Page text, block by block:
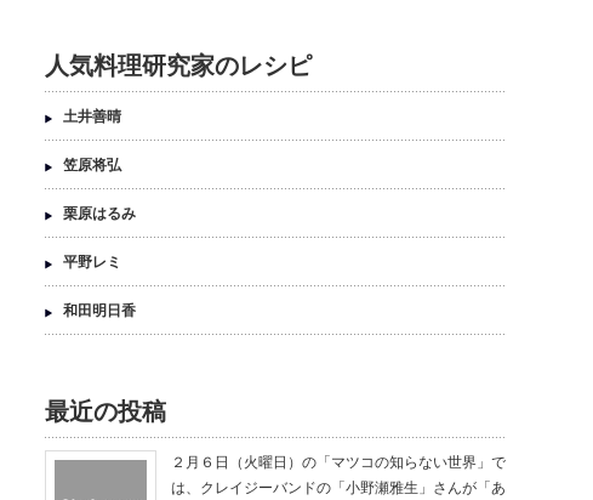
人気料理研究家のレシピ
土井善晴
笠原将弘
栗原はるみ
平野レミ
和田明日香
最近の投稿
２月６日（火曜日）の「マツコの知らない世界」で
は、クレイジーバンドの「小野瀬雅生」さんが「あ